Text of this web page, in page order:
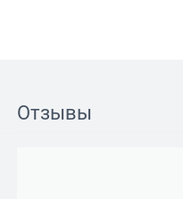
Отзывы